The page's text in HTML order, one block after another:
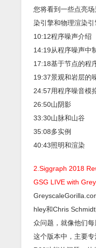
您将看到一些点亮
染引擎和物理渲染引
10:12程序噪声介绍
14:19从程序噪声中
17:18基于节点的程
19:37景观和岩层的
24:57用程序噪音模
26:50山阴影
33:30山脉和山谷
35:08多实例
40:43照明和渲染
2.Siggraph 2018
GSG LIVE with
hley和Chris
众问题，就像他们
这个版本中，主要